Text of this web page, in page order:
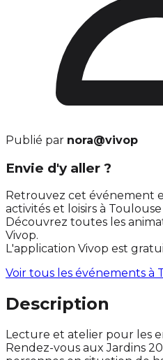
Publié par nora@vivop
Envie d'y aller ?
Retrouvez cet événement
activités et loisirs à
Découvrez toutes les
Vivop.
L'application Vivop est
Voir tous les événements à
Description
Lecture et atelier pour les
Rendez-vous aux Jardins